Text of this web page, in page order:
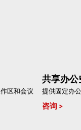
区和会议
共享办公
提供固定办
咨询